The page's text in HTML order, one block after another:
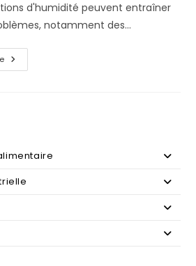
d'humidité peuvent entraîner
notamment des…
L’Humidification
Dans